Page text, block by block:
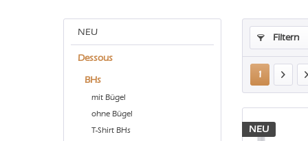
NEU
Dessous
BHs
mit Bügel
ohne Bügel
T-Shirt BHs
Filtern
1
NEU